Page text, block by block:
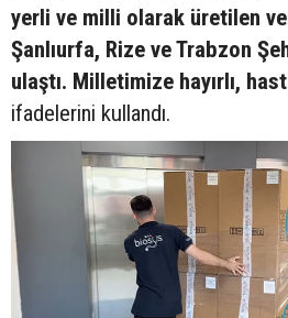
yerli ve milli olarak üretilen
Şanlıurfa, Rize ve Trabzon
ulaştı. Milletimize hayırlı,
ifadelerini kullandı.